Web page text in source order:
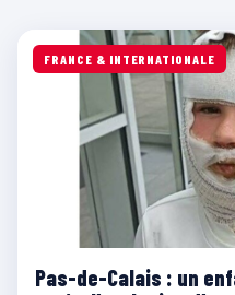
FRANCE & INTERNATIONALE
Pas-de-Calais : un